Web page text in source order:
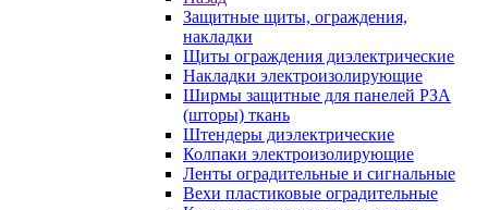
Защитные щиты, ограждения,
накладки
Щиты ограждения диэлектрические
Накладки электроизолирующие
Ширмы защитные для панелей РЗА
(шторы) ткань
Штендеры диэлектрические
Колпаки электроизолирующие
Ленты оградительные и сигнальные
Вехи пластиковые оградительные